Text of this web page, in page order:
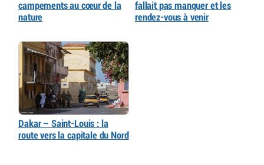
campements au cœur de la
nature
fallait pas manquer et les
rendez-vous à venir
Dakar – Saint-Louis : la
route vers la capitale du Nord